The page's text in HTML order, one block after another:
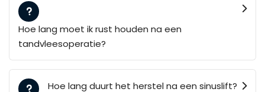
Hoe lang moet ik rust houden na een
tandvleesoperatie?
Hoe lang duurt het herstel na een sinuslift?